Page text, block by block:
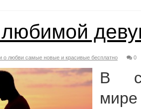
о любви самые новые и красивые бесплатно 0
В